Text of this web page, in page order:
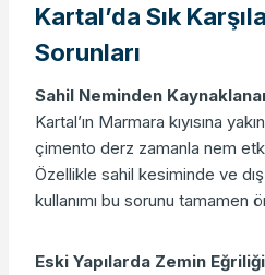
Kartal’da Sık
Sorunları
Sahil Neminden
Kartal’ın Marmara kıyısına
çimento derz zamanla nem
Özellikle sahil kesiminde ve
kullanımı bu sorunu tamamen
Eski Yapılarda Zemin